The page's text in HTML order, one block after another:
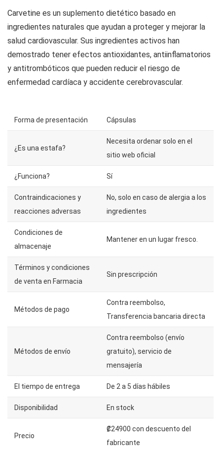
Carvetine es un suplemento dietético basado en
ingredientes naturales que ayudan a proteger y mejorar la
salud cardiovascular. Sus ingredientes activos han
demostrado tener efectos antioxidantes, antiinflamatorios
y antitrombóticos que pueden reducir el riesgo de
enfermedad cardíaca y accidente cerebrovascular.
Forma de presentación Cápsulas
¿Es una estafa?
Necesita ordenar solo en el
sitio web oficial
¿Funciona? Sí
Contraindicaciones y
reacciones adversas
No, solo en caso de alergia a los
ingredientes
Condiciones de
almacenaje
Mantener en un lugar fresco.
Términos y condiciones
de venta en Farmacia
Sin prescripción
Métodos de pago
Contra reembolso,
Transferencia bancaria directa
Métodos de envío
Contra reembolso (envío
gratuito), servicio de
mensajería
El tiempo de entrega De 2 a 5 días hábiles
Disponibilidad En stock
Precio
₡24900 con descuento del
fabricante